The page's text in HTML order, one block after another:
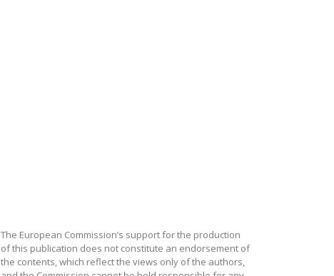
The European Commission’s support for the production
of this publication does not constitute an endorsement of
the contents, which reflect the views only of the authors,